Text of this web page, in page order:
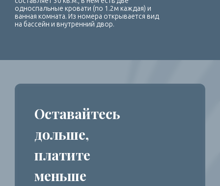
односпальные кровати (по 1.2м каждая) и
ванная комната. Из номера открывается вид
на бассейн и внутренний двор.
Оставайтесь
дольше,
платите
меньше